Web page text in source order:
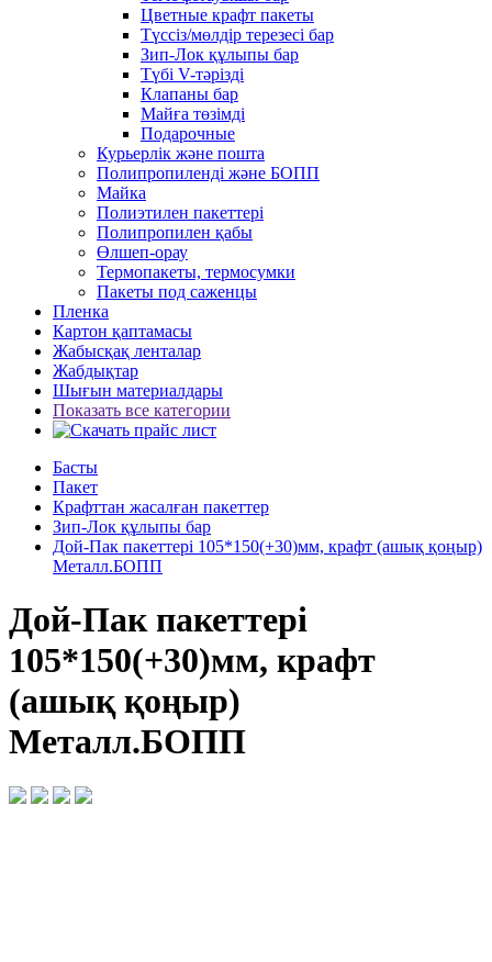
Цветные крафт пакеты
Түссіз/мөлдір терезесі бар
Зип-Лок құлыпы бар
Түбі V-тәрізді
Клапаны бар
Майға төзімді
Подарочные
Курьерлік және пошта
Полипропиленді және БОПП
Майка
Полиэтилен пакеттері
Полипропилен қабы
Өлшеп-орау
Термопакеты, термосумки
Пакеты под саженцы
Пленка
Картон қаптамасы
Жабысқақ ленталар
Жабдықтар
Шығын материалдары
Показать все категории
Басты
Пакет
Крафттан жасалған пакеттер
Зип-Лок құлыпы бар
Дой-Пак пакеттері 105*150(+30)мм, крафт (ашық қоңыр)
Металл.БОПП
Дой-Пак пакеттері
105*150(+30)мм, крафт
(ашық қоңыр)
Металл.БОПП